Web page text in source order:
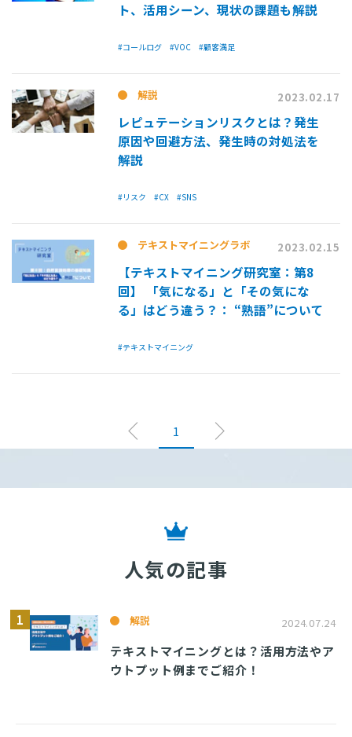
ト、活用シーン、現状の課題も解説
#コールログ #VOC #顧客満足
解説 2023.02.17
レピュテーションリスクとは？発生
原因や回避方法、発生時の対処法を
解説
#リスク #CX #SNS
テキストマイニングラボ 2023.02.15
【テキストマイニング研究室：第8
回】 「気になる」と「その気にな
る」はどう違う？： “熟語”について
#テキストマイニング
1
人気の記事
解説 2024.07.24
テキストマイニングとは？活用方法やア
ウトプット例までご紹介！